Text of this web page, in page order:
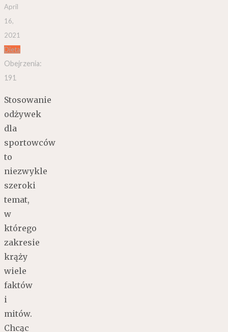
April
16,
2021
Dieta
Obejrzenia:
191
Stosowanie
odżywek
dla
sportowców
to
niezwykle
szeroki
temat,
w
którego
zakresie
krąży
wiele
faktów
i
mitów.
Chcąc